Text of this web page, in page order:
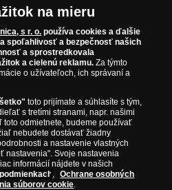
distribútorom numizmatických
známych mincovní a emitentov
Kráľovská kanadská mincovňa,
Fínska mincovňa alebo
svojim zákazníkom a
produkty sú v originálnej a v
na mieru
s r. o. používa cookies a ďalšie
spoľahlivosť a bezpečnosť našich
a sprostredkovala
a cielenú reklamu. Za týmto
o užívateľoch, ich správaní a
toto prijímate a súhlasíte s tým,
s tretími stranami, napr. našimi
toto odmietnete, budeme používať
nebudete dostávať žiadny
a nastavenie vlastných
nastavenia". Svoje nastavenia
informácií nájdete v našich
,
Ochrane osobných
súborov cookie.